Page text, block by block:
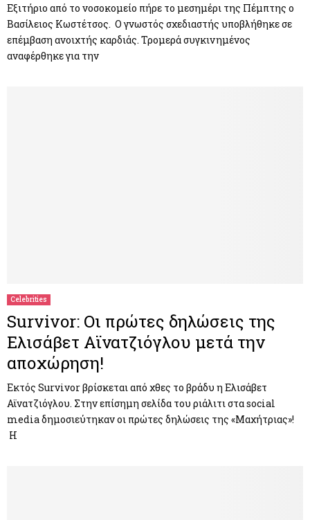
Εξιτήριο από το νοσοκομείο πήρε το μεσημέρι της Πέμπτης ο
Βασίλειος Κωστέτσος. Ο γνωστός σχεδιαστής υποβλήθηκε σε
επέμβαση ανοιχτής καρδιάς. Τρομερά συγκινημένος
αναφέρθηκε για την
Celebrities
Survivor: Οι πρώτες δηλώσεις της
Ελισάβετ Αϊνατζιόγλου μετά την
αποχώρηση!
Εκτός Survivor βρίσκεται από χθες το βράδυ η Ελισάβετ
Αϊνατζιόγλου. Στην επίσημη σελίδα του ριάλιτι στα social
media δημοσιεύτηκαν οι πρώτες δηλώσεις της «Μαχήτριας»!
Η